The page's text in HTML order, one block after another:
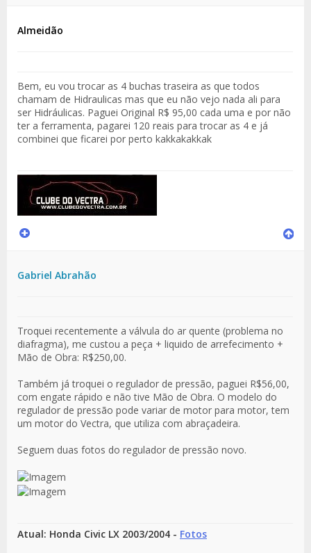
Almeidão
Bem, eu vou trocar as 4 buchas traseira as que todos
chamam de Hidraulicas mas que eu não vejo nada ali para
ser Hidráulicas. Paguei Original R$ 95,00 cada uma e por não
ter a ferramenta, pagarei 120 reais para trocar as 4 e já
combinei que ficarei por perto kakkakakkak
Gabriel Abrahão
Troquei recentemente a válvula do ar quente (problema no
diafragma), me custou a peça + liquido de arrefecimento +
Mão de Obra: R$250,00.
Também já troquei o regulador de pressão, paguei R$56,00,
com engate rápido e não tive Mão de Obra. O modelo do
regulador de pressão pode variar de motor para motor, tem
um motor do Vectra, que utiliza com abraçadeira.
Seguem duas fotos do regulador de pressão novo.
Atual: Honda Civic LX 2003/2004 - Fotos